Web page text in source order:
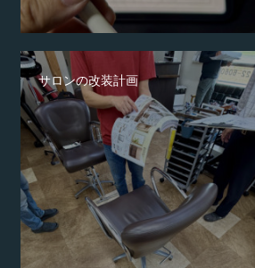
サロンの改装計画